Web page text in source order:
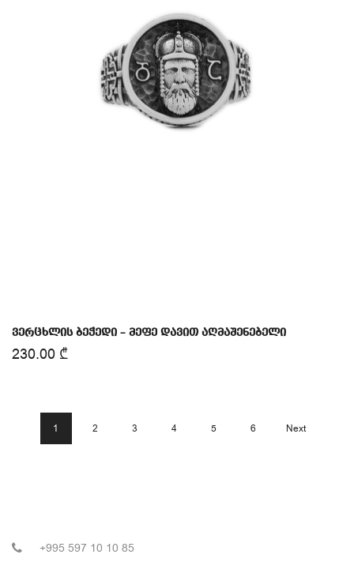
ვერცხლის ბეჭედი – მეფე დავით აღმაშენებელი
230.00 ₾
1 2 3 4 5 6 Next
+995 597 10 10 85